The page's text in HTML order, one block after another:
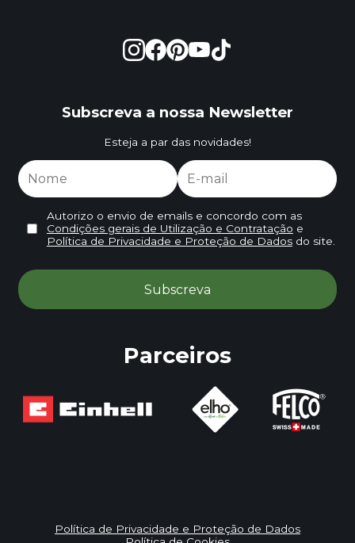
Subscreva a nossa Newsletter
Esteja a par das novidades!
Autorizo o envio de emails e concordo com as
Condições gerais de Utilização e Contratação e
Política de Privacidade e Proteção de Dadosdo site.
Parceiros
Política de Privacidade e Proteção de Dados